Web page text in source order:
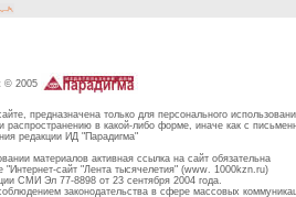
© 2005
предназначена только для персонального
в какой-либо форме, иначе как с
редакции ИД "Парадигма"
материалов активная ссылка на сайт обязательна
"Интернет-сайт "Лента тысячелетия" (www. 1000kzn.ru)
СМИ Эл 77-8898 от 23 сентября 2004 года.
законодательства в сфере массовых